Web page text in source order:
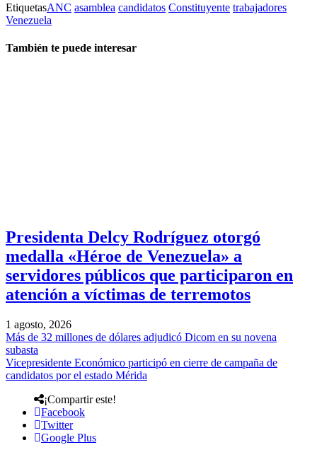
EtiquetasANC asamblea candidatos Constituyente trabajadores
Venezuela
También te puede interesar
Presidenta Delcy Rodríguez otorgó
medalla «Héroe de Venezuela» a
servidores públicos que participaron en
atención a víctimas de terremotos
1 agosto, 2026
Más de 32 millones de dólares adjudicó Dicom en su novena
subasta
Vicepresidente Económico participó en cierre de campaña de
candidatos por el estado Mérida
¡Compartir este!
Facebook
Twitter
Google Plus